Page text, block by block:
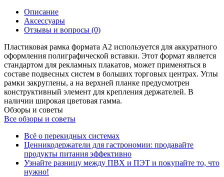
Описание
Аксессуары
Отзывы и вопросы (0)
Пластиковая рамка формата А2 используется для аккуратного
оформления полиграфической вставки. Этот формат является
стандартом для рекламных плакатов, может применяться в
составе подвесных систем в больших торговых центрах. Углы
рамки закруглены, а на верхней планке предусмотрен
конструктивный элемент для крепления держателей. В
наличии широкая цветовая гамма.
Обзоры и советы
Все обзоры и советы
Всё о перекидных системах
Ценникодержатели для гастрономии: продавайте
продукты питания эффективно
Узнайте разницу между ПВХ и ПЭТ и покупайте то, что
нужно!